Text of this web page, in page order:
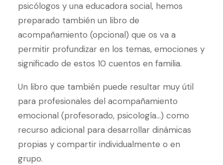
psicólogos y una educadora social, hemos
preparado también un libro de
acompañamiento (opcional) que os va a
permitir profundizar en los temas, emociones y
significado de estos 10 cuentos en familia.
Un libro que también puede resultar muy útil
para profesionales del acompañamiento
emocional (profesorado, psicología…) como
recurso adicional para desarrollar dinámicas
propias y compartir individualmente o en
grupo.